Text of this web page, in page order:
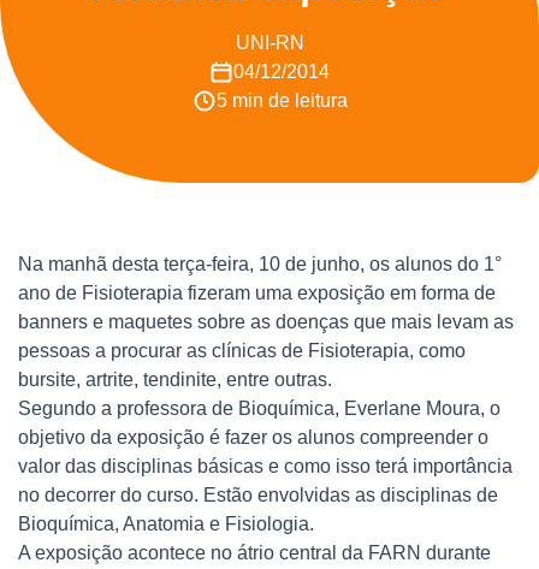
UNI-RN
04/12/2014
5 min de leitura
Na manhã desta terça-feira, 10 de junho, os alunos do 1°
ano de Fisioterapia fizeram uma exposição em forma de
banners e maquetes sobre as doenças que mais levam as
pessoas a procurar as clínicas de Fisioterapia, como
bursite, artrite, tendinite, entre outras.
Segundo a professora de Bioquímica, Everlane Moura, o
objetivo da exposição é fazer os alunos compreender o
valor das disciplinas básicas e como isso terá importância
no decorrer do curso. Estão envolvidas as disciplinas de
Bioquímica, Anatomia e Fisiologia.
A exposição acontece no átrio central da FARN durante